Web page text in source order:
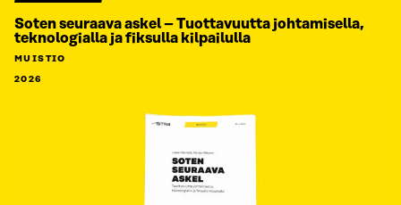
Soten seuraava askel – Tuottavuutta johtamisella,
teknologialla ja fiksulla kilpailulla
MUISTIO
2026